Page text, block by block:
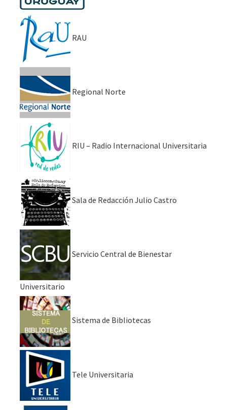
RAU
Regional Norte
RIU – Radio Internacional Universitaria
Sala de Redacción Julio Castro
Servicio Central de Bienestar
Universitario
Sistema de Bibliotecas
Tele Universitaria